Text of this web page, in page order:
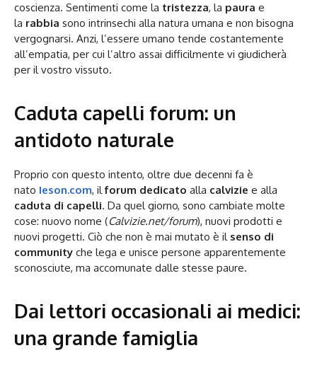
coscienza. Sentimenti come la tristezza, la paura e
la rabbia sono intrinsechi alla natura umana e non bisogna
vergognarsi. Anzi, l’essere umano tende costantemente
all’empatia, per cui l’altro assai difficilmente vi giudicherà
per il vostro vissuto.
Caduta capelli forum: un
antidoto naturale
Proprio con questo intento, oltre due decenni fa è
nato Ieson.com, ilforum dedicato alla calvizie e alla
caduta di capelli. Da quel giorno, sono cambiate molte
cose: nuovo nome (Calvizie.net/forum), nuovi prodotti e
nuovi progetti. Ciò che non è mai mutato è il senso di
community che lega e unisce persone apparentemente
sconosciute, ma accomunate dalle stesse paure.
Dai lettori occasionali ai medici:
una grande famiglia